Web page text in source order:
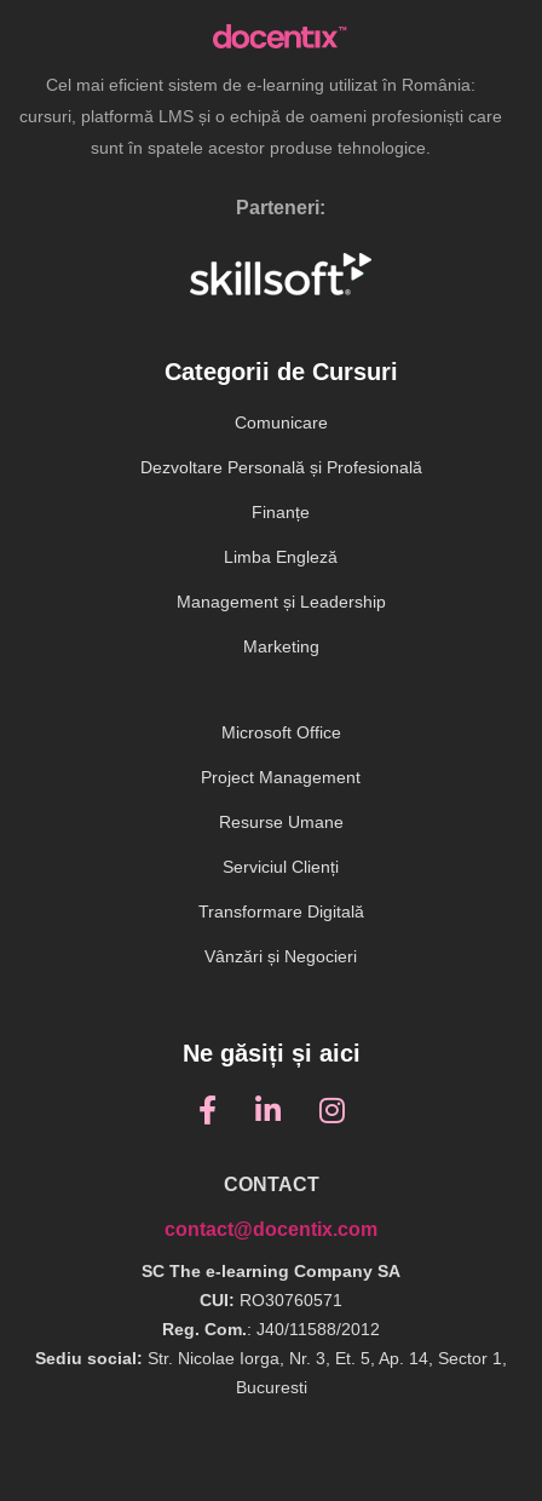
Cel mai eficient sistem de e-learning utilizat în România:
cursuri, platformă LMS și o echipă de oameni profesioniști care
sunt în spatele acestor produse tehnologice.
Parteneri:
Categorii de Cursuri
Comunicare
Dezvoltare Personală și Profesională
Finanțe
Limba Engleză
Management și Leadership
Marketing
Microsoft Office
Project Management
Resurse Umane
Serviciul Clienți
Transformare Digitală
Vânzări și Negocieri
Ne găsiți și aici
CONTACT
contact@docentix.com
SC The e-learning Company SA
CUI: RO30760571
Reg. Com.: J40/11588/2012
Sediu social: Str. Nicolae Iorga, Nr. 3, Et. 5, Ap. 14, Sector 1,
Bucuresti